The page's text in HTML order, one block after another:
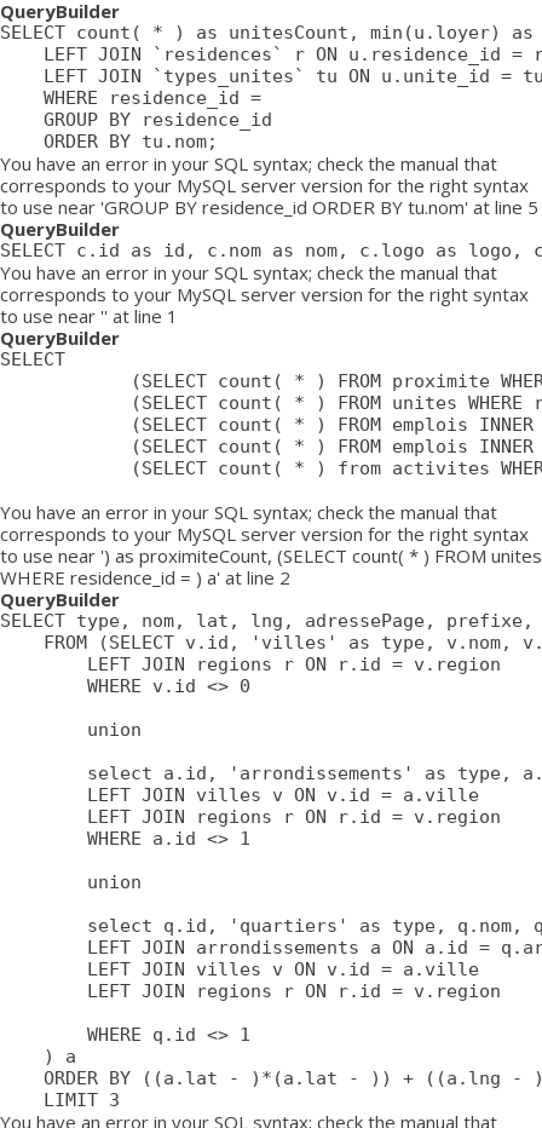
QueryBuilder
SELECT count( * ) as unitesCount, min(u.loyer) as
	ORDER BY tu.nom;
You have an error in your SQL syntax; check the manual that
corresponds to your MySQL server version for the right syntax
to use near 'GROUP BY residence_id ORDER BY tu.nom' at line 5
QueryBuilder
SELECT c.id as id, c.nom as nom, c.logo as
You have an error in your SQL syntax; check the manual that
corresponds to your MySQL server version for the right syntax
to use near '' at line 1
QueryBuilder
SELECT
You have an error in your SQL syntax; check the manual that
corresponds to your MySQL server version for the right syntax
to use near ') as proximiteCount, (SELECT count( * ) FROM unites
WHERE residence_id = ) a' at line 2
QueryBuilder
SELECT type, nom, lat, lng, adressePage, prefixe,
	LIMIT 3
You have an error in your SQL syntax; check the manual that